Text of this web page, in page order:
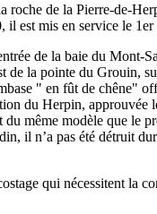
roche de la Pierre-de-
il est mis en service le
de la baie du Mont-
de la pointe du Grouin,
" en fût de chêne"
du Herpin, approuvée
même modèle que le
il n’a pas été détruit
qui nécessitent la